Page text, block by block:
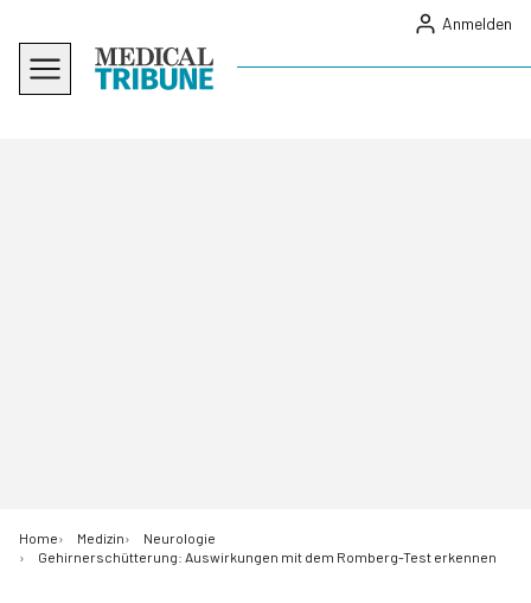
Anmelden
Home Medizin
Neurologie
Gehirnerschütterung: Auswirkungen mit dem Romberg-Test erkennen